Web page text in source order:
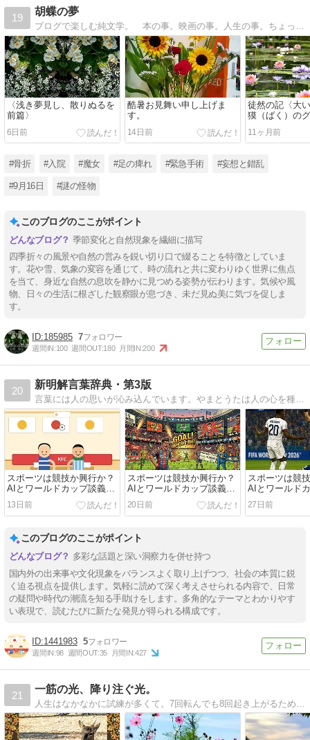
19
胡蝶の夢
ブログで楽しむ純文学。 本の事。映画の事。人生の事。ちょっぴり笑えてちょっぴり泣けるエッセイ集。
〈浅き夢見し、散りぬるを
前篇〉
6日前
酷暑お見舞い申し上げま
す。
14日前
徒然の記〈大
獏（ばく）の
11ヶ月前
#骨折 #入院 #魔女 #足の痺れ #緊急手術 #妄想と錯乱
#9月16日 #謎の怪物
このブログのここがポイント
季節変化と自然現象を繊細に描写
四季折々の風景や自然の営みを鋭い切り口で綴ることを特徴としていま
す。花や雪、気象の変容を通じて、時の流れと共に変わりゆく世界に焦点
を当て、身近な自然の息吹を静かに見つめる姿勢が伝わります。気候や風
物、日々の生活に根ざした観察眼が息づき、未だ見ぬ美に気づを促しま
す。
185985 7
週間IN:100 週間OUT:180 月間IN:200
20
新明解言葉辞典・第3版
スポーツは競技か興行か？
AIとワールドカップ談義
（下）
13日前
スポーツは競技か興行か？
AIとワールドカップ談義
（中）
20日前
スポーツは競
AIとワールド
（上）
27日前
このブログのここがポイント
多彩な話題と深い洞察力を併せ持つ
国内外の出来事や文化現象をバランスよく取り上げつつ、社会の本質に鋭
く迫る視点を提供します。気軽に読めて深く考えさせられる内容で、日常
の疑問や時代の潮流を知る手助けをします。多角的なテーマとわかりやす
い表現で、読むたびに新たな発見が得られる構成です。
1441983 5
週間IN:98 週間OUT:35 月間IN:427
21
一筋の光、降り注ぐ光。